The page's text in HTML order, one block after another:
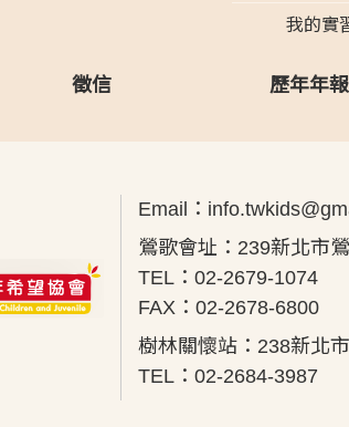
我的實
徵信 歷年年
Email：
鶯歌會址：239新北市
TEL：02-2679-1074
FAX：02-2678-6800
樹林關懷站：238新北
TEL：02-2684-3987